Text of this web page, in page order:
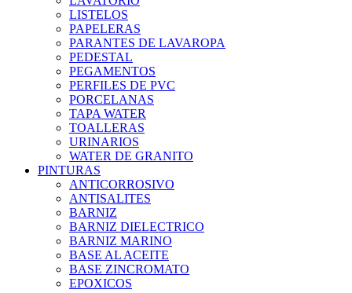
LISTELOS
PAPELERAS
PARANTES DE LAVAROPA
PEDESTAL
PEGAMENTOS
PERFILES DE PVC
PORCELANAS
TAPA WATER
TOALLERAS
URINARIOS
WATER DE GRANITO
PINTURAS
ANTICORROSIVO
ANTISALITES
BARNIZ
BARNIZ DIELECTRICO
BARNIZ MARINO
BASE AL ACEITE
BASE ZINCROMATO
EPOXICOS